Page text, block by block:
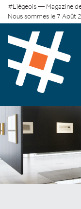
#Liégeois — Magazine
Nous sommes le 7 Août